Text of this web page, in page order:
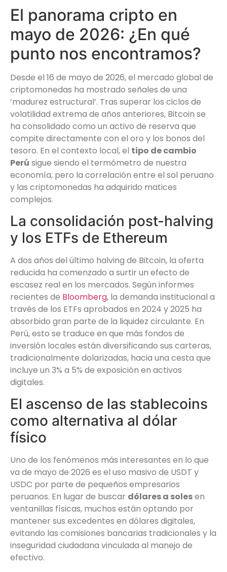
El panorama cripto en
mayo de 2026: ¿En qué
punto nos encontramos?
Desde el 16 de mayo de 2026, el mercado global de
criptomonedas ha mostrado señales de una
‘madurez estructural’. Tras superar los ciclos de
volatilidad extrema de años anteriores, Bitcoin se
ha consolidado como un activo de reserva que
compite directamente con el oro y los bonos del
tesoro. En el contexto local, el tipo de cambio
Perú sigue siendo el termómetro de nuestra
economía, pero la correlación entre el sol peruano
y las criptomonedas ha adquirido matices
complejos.
La consolidación post-halving
y los ETFs de Ethereum
A dos años del último halving de Bitcoin, la oferta
reducida ha comenzado a surtir un efecto de
escasez real en los mercados. Según informes
recientes de Bloomberg, la demanda institucional a
través de los ETFs aprobados en 2024 y 2025 ha
absorbido gran parte de la liquidez circulante. En
Perú, esto se traduce en que más fondos de
inversión locales están diversificando sus carteras,
tradicionalmente dolarizadas, hacia una cesta que
incluye un 3% a 5% de exposición en activos
digitales.
El ascenso de las stablecoins
como alternativa al dólar
físico
Uno de los fenómenos más interesantes en lo que
va de mayo de 2026 es el uso masivo de USDT y
USDC por parte de pequeños empresarios
peruanos. En lugar de buscar dólares a solesen
ventanillas físicas, muchos están optando por
mantener sus excedentes en dólares digitales,
evitando las comisiones bancarias tradicionales y la
inseguridad ciudadana vinculada al manejo de
efectivo.